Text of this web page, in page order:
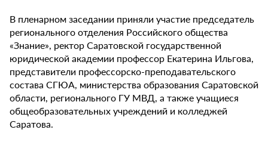
В пленарном заседании приняли участие председатель
регионального отделения Российского общества
«Знание», ректор Саратовской государственной
юридической академии профессор Екатерина Ильгова,
представители профессорско-преподавательского
состава СГЮА, министерства образования Саратовской
области, регионального ГУ МВД, а также учащиеся
общеобразовательных учреждений и колледжей
Саратова.